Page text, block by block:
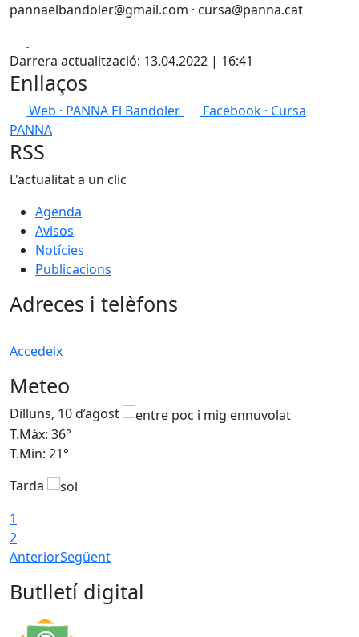
pannaelbandoler@gmail.com · cursa@panna.cat
Darrera actualització: 13.04.2022 | 16:41
Enllaços
Web · PANNA El Bandoler
Facebook · Cursa
PANNA
RSS
L'actualitat a un clic
Agenda
Avisos
Notícies
Publicacions
Adreces i telèfons
Accedeix
Meteo
Dilluns, 10 d’agost
T.Màx: 36°
T.Min: 21°
Tarda
1
2
AnteriorSegüent
Butlletí digital